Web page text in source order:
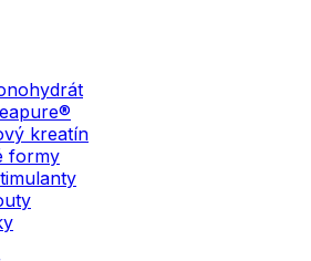
kreatín
formy